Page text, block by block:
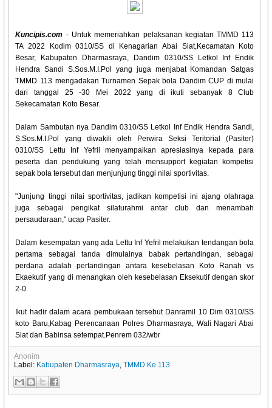
Kuncipis.com - Untuk memeriahkan pelaksanan kegiatan TMMD 113
TA 2022 Kodim 0310/SS di Kenagarian Abai Siat,Kecamatan Koto
Besar, Kabupaten Dharmasraya, Dandim 0310/SS Letkol Inf Endik
Hendra Sandi S.Sos.M.I.Pol yang juga menjabat Komandan Satgas
TMMD 113 mengadakan Turnamen Sepak bola Dandim CUP di mulai
dari tanggal 25 -30 Mei 2022 yang di ikuti sebanyak 8 Club
Sekecamatan Koto Besar.
Dalam Sambutan nya Dandim 0310/SS Letkol Inf Endik Hendra Sandi,
S.Sos.M.I.Pol yang diwakili oleh Perwira Seksi Teritorial (Pasiter)
0310/SS Lettu Inf Yefril menyampaikan apresiasinya kepada para
peserta dan pendukung yang telah mensupport kegiatan kompetisi
sepak bola tersebut dan menjunjung tinggi nilai sportivitas.
"Junjung tinggi nilai sportivitas, jadikan kompetisi ini ajang olahraga
juga sebagai pengikat silaturahmi antar club dan menambah
persaudaraan," ucap Pasiter.
Dalam kesempatan yang ada Lettu Inf Yefril melakukan tendangan bola
pertama sebagai tanda dimulainya babak pertandingan, sebagai
perdana adalah pertandingan antara kesebelasan Koto Ranah vs
Ekaekutif yang di menangkan oleh kesebelasan Eksekutif dengan skor
2-0.
Ikut hadir dalam acara pembukaan tersebut Danramil 10 Dim 0310/SS
koto Baru,Kabag Perencanaan Polres Dharmasraya, Wali Nagari Abai
Siat dan Babinsa setempat.Penrem 032/wbr
Anonim
Label: Kabupaten Dharmasraya,TMMD Ke 113